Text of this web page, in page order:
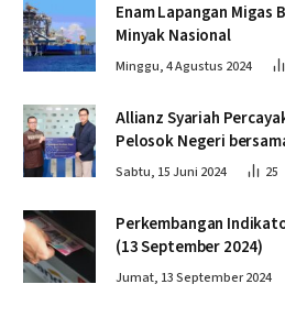
Enam Lapangan Migas
Minyak Nasional
Minggu, 4 Agustus 2024
Allianz Syariah
Pelosok Negeri
Sabtu, 15 Juni 2024 25
Perkembangan
(13 September 2024)
Jumat, 13 September 2024